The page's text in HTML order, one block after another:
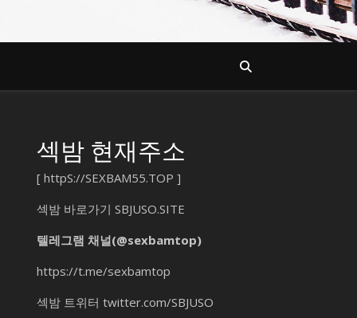
섹밤 현재주소
[ httpS://SEXBAM55.TOP ]
섹밤 바로가기 SBJUSO.SITE
텔레그램 채널(@sexbamtop)
https://t.me/sexbamtop
섹밤 트위터 twitter.com/SBJUSO